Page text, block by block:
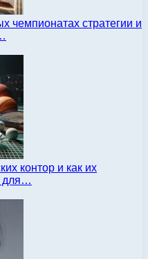
чемпионатах стратегии и
контор и как их
для…